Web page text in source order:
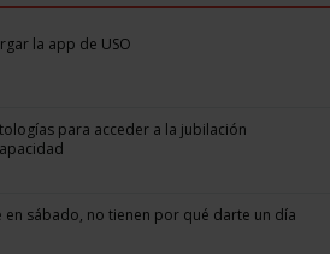
la app de USO
para acceder a la jubilación
en sábado, no tienen por qué darte un día